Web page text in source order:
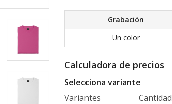
Grabación
Un color
Calculadora de precios
Selecciona variante
Variantes
Cantidad